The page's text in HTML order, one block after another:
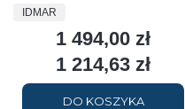
FAF 2250 1.6MPa
PRODUCENT
IDMAR
Cena
1 494,00 zł
Cena
1 214,63 zł
DO KOSZYKA